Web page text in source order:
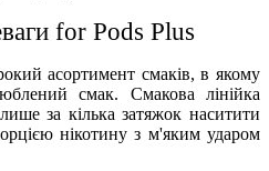
for Pods Plus
асортимент смаків, в якому
смак. Смакова лінійка
за кілька затяжок наситити
нікотину з м'яким ударом